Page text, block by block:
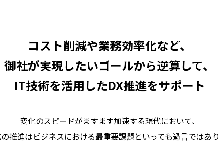
コスト削減や業務効率化など、
御社が実現したいゴールから逆算して、
IT技術を活用したDX推進をサポート
変化のスピードがますます加速する現代において、
推進はビジネスにおける最重要課題といっても過言ではあり